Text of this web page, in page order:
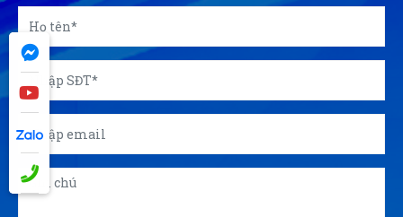
Shop rất nhiệt tình, dễ thương.
ĐK
(Đánh giá 1 năm trước)
Sản phẩm dùng được, phù hợp với giá tiền.